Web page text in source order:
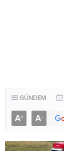
GÜNDEM
A+ A-